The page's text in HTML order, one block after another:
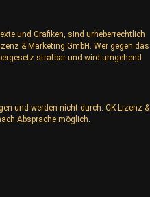
und Grafiken, sind urheberrechtlich
& Marketing GmbH. Wer gegen das
strafbar und wird umgehend
und werden nicht durch. CK Lizenz &
Absprache möglich.